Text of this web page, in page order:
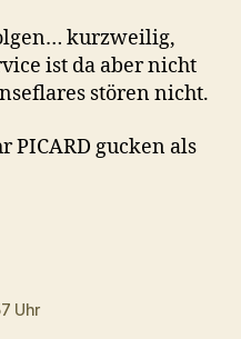
kurzweilig,
ist da aber nicht
stören nicht.
PICARD gucken als
Uhr